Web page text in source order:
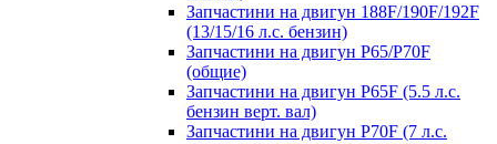
Запчастини на двигун 188F/190F/192F
(13/15/16 л.с. бензин)
Запчастини на двигун P65/P70F
(общие)
Запчастини на двигун P65F (5.5 л.с.
бензин верт. вал)
Запчастини на двигун P70F (7 л.с.